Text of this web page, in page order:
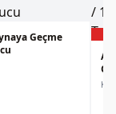
Geçme
12